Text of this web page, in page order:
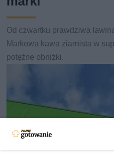
Od czwartku prawdziwa
Markowa kawa ziarnista w
potężne obniżki.